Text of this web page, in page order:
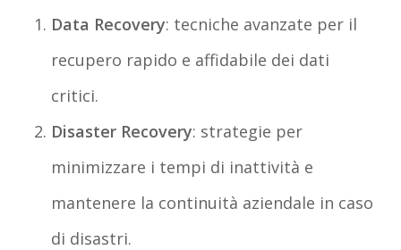
Data Recovery: tecniche avanzate per il
recupero rapido e affidabile dei dati
critici.
Disaster Recovery: strategie per
minimizzare i tempi di inattività e
mantenere la continuità aziendale in caso
di disastri.